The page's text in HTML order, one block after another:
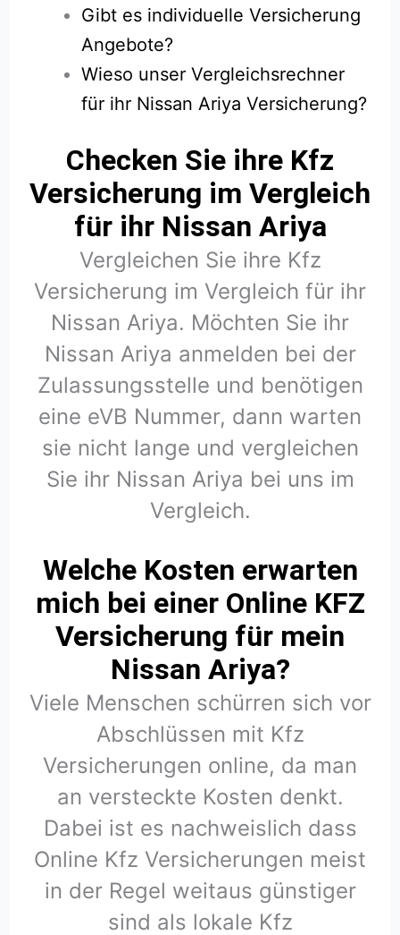
Gibt es individuelle Versicherung
Angebote?
Wieso unser Vergleichsrechner
für ihr Nissan Ariya Versicherung?
Checken Sie ihre Kfz
Versicherung im Vergleich
für ihr Nissan Ariya
Vergleichen Sie ihre Kfz
Versicherung im Vergleich für ihr
Nissan Ariya. Möchten Sie ihr
Nissan Ariya anmelden bei der
Zulassungsstelle und benötigen
eine eVB Nummer, dann warten
sie nicht lange und vergleichen
Sie ihr Nissan Ariya bei uns im
Vergleich.
Welche Kosten erwarten
mich bei einer Online KFZ
Versicherung für mein
Nissan Ariya?
Viele Menschen schürren sich vor
Abschlüssen mit Kfz
Versicherungen online, da man
an versteckte Kosten denkt.
Dabei ist es nachweislich dass
Online Kfz Versicherungen meist
in der Regel weitaus günstiger
sind als lokale Kfz